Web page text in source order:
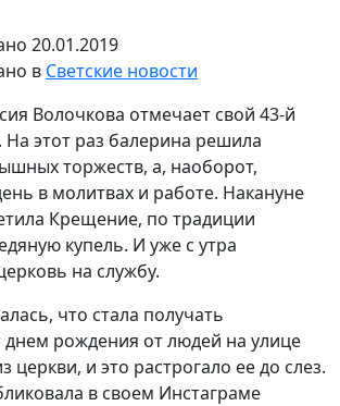
20.01.2019
в Светские новости
Волочкова отмечает свой 43-й
этот раз балерина решила
торжеств, а, наоборот,
в молитвах и работе. Накануне
Крещение, по традиции
купель. И уже с утра
на службу.
что стала получать
днем рождения от людей на улице
церкви, и это растрогало ее до слез.
в своем Инстаграме